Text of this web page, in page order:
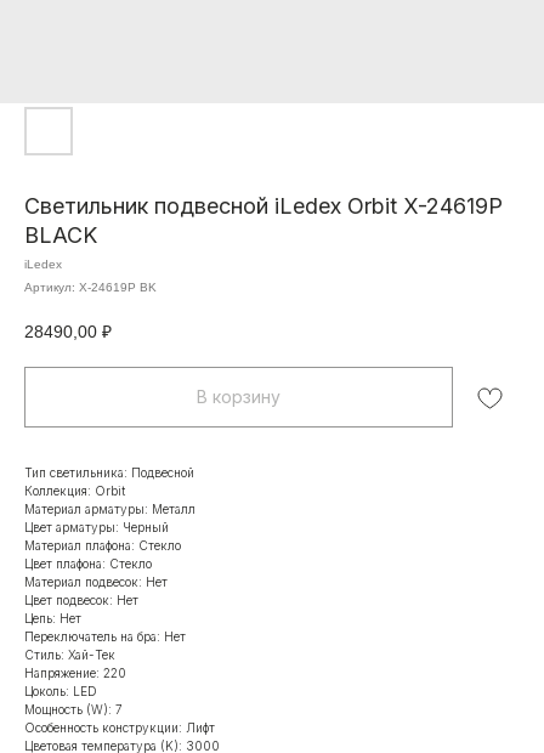
Светильник подвесной iLedex Orbit X-24619P
BLACK
iLedex
Артикул: X-24619P BK
28490,00 ₽
В корзину
Тип светильника: Подвесной
Коллекция: Orbit
Материал арматуры: Металл
Цвет арматуры: Черный
Материал плафона: Стекло
Цвет плафона: Стекло
Материал подвесок: Нет
Цвет подвесок: Нет
Цепь: Нет
Переключатель на бра: Нет
Стиль: Хай-Тек
Напряжение: 220
Цоколь: LED
Мощность (W): 7
Особенность конструкции: Лифт
Цветовая температура (K): 3000